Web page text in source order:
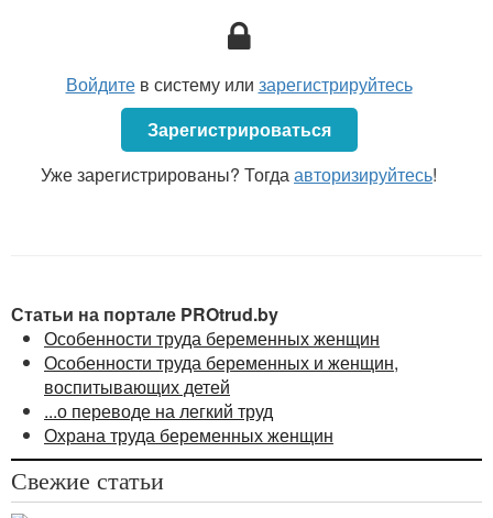
Подтверждением факта беременности работницы
для нанимателя является справка о состоянии
здоровья.Войдитев систему или зарегистрируйтесь
Зарегистрироваться
Уже зарегистрированы? Тогдаавторизируйтесь!
Статьи на портале PROtrud.by
Особенности труда беременных женщин
Особенности труда беременных и женщин,
воспитывающих детей
...о переводе на легкий труд
Охрана труда беременных женщин
Свежие статьи